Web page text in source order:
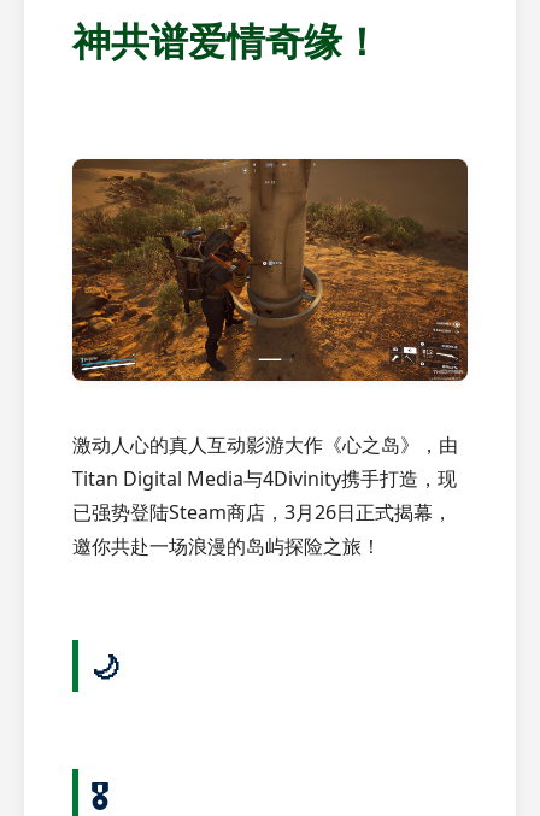
神共谱爱情奇缘！
激动人心的真人互动影游大作《心之岛》，由
Titan Digital Media与4Divinity携手打造，现
已强势登陆Steam商店，3月26日正式揭幕，
邀你共赴一场浪漫的岛屿探险之旅！
🌙
🎖️